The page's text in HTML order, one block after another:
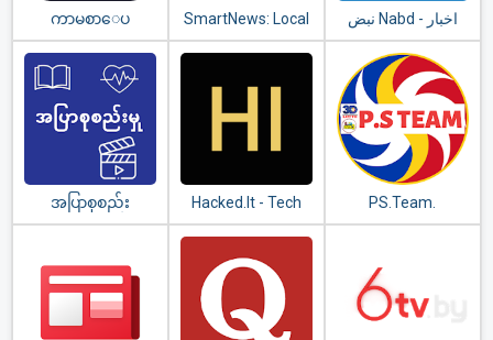
ကာမစာေပ
SmartNews: Local
Breaking News
نبض Nabd - اخبار
العالم ، عاجل‎
အပြာစုစည်း
မှု(Apyar
Hacked.It - Tech
News Reader
PS.Team.